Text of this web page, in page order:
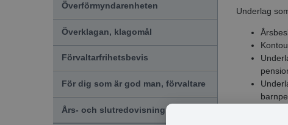
Överförmyndarenheten
Överklagan, klagomål
Förvaltarfrihetsbevis
För dig som är god man, förvaltare
Års- och slutredovisning, arvode
Underlag